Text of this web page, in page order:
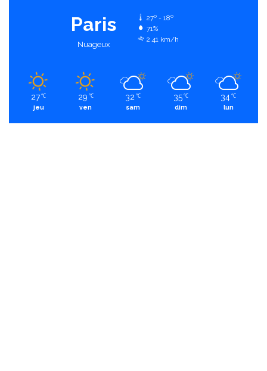
Paris
Nuageux
27º - 18º
71%
2.41 km/h
27 ℃
jeu
29 ℃
ven
32 ℃
sam
35 ℃
dim
34 ℃
lun